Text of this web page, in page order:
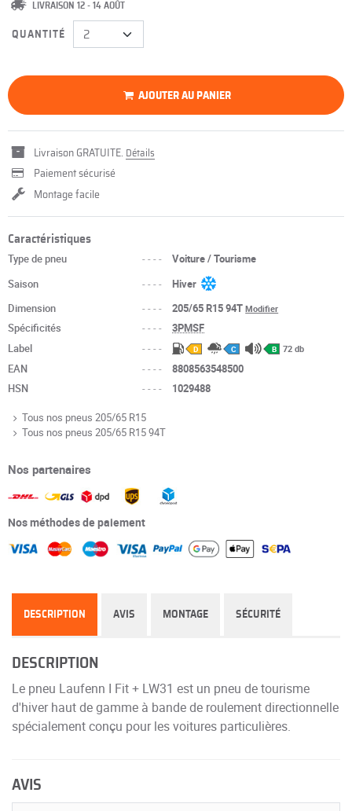
LIVRAISON 12 - 14 AOÛT
QUANTITÉ
AJOUTER AU PANIER
Livraison GRATUITE. Détails
Paiement sécurisé
Montage facile
Caractéristiques
Type de pneu ----
Voiture / Tourisme
Saison
----
Hiver
Dimension
---- 205/65 R15 94TModifier
Spécificités ----
3PMSF
Label
---- D C B 72 db
EAN ----
8808563548500
HSN
---- 1029488
Tous nos pneus 205/65 R15
Tous nos pneus 205/65 R15 94T
Nos partenaires
Nos méthodes de paiement
DESCRIPTION AVIS MONTAGE SÉCURITÉ
DESCRIPTION
Le pneu Laufenn I Fit + LW31 est un pneu de tourisme
d'hiver haut de gamme à bande de roulement directionnelle
spécialement conçu pour les voitures particulières.
AVIS